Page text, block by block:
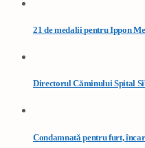
21 de medalii pentru Ippon
Directorul Căminului Spital
Condamnată pentru furt,